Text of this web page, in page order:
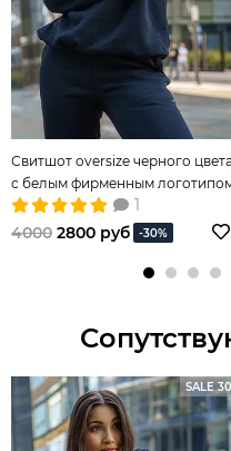
Свитшот oversize черного цвета
с белым фирменным
1
4000 2800 руб -30%
SALE 30